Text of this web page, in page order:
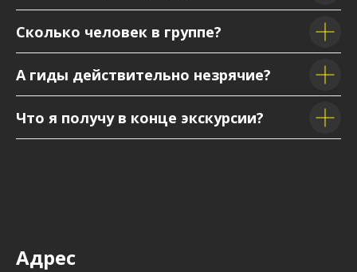
Сколько человек в группе?
А гиды действительно незрячие?
Что я получу в конце экскурсии?
Адрес